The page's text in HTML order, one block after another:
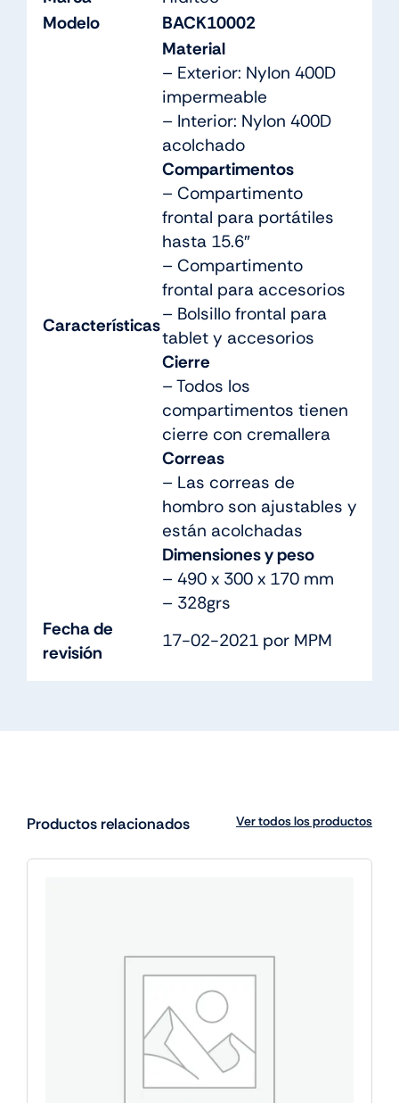
Modelo
BACK10002
Características
Material
– Exterior: Nylon 400D
impermeable
– Interior: Nylon 400D
acolchado
Compartimentos
– Compartimento
frontal para portátiles
hasta 15.6″
– Compartimento
frontal para accesorios
– Bolsillo frontal para
tablet y accesorios
Cierre
– Todos los
compartimentos tienen
cierre con cremallera
Correas
– Las correas de
hombro son ajustables y
están acolchadas
Dimensiones y peso
– 490 x 300 x 170 mm
– 328grs
Fecha de
revisión
17-02-2021 por MPM
Productos relacionados Ver todos los productos